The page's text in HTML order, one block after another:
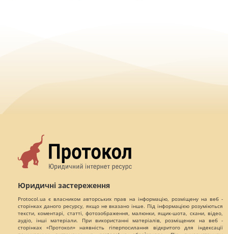
Юридичні застереження
Protocol.ua є власником авторських прав на інформацію, розміщену на веб -
сторінках даного ресурсу, якщо не вказано інше. Під інформацією розуміються
тексти, коментарі, статті, фотозображення, малюнки, ящик-шота, скани, відео,
аудіо, інші матеріали. При використанні матеріалів, розміщених на веб -
сторінках «Протокол» наявність гіперпосилання відкритого для індексації